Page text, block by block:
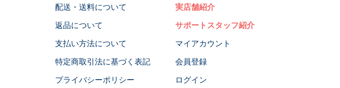
配送・送料について
返品について
支払い方法について
特定商取引法に基づく表記
プライバシーポリシー
実店舗紹介
サポートスタッフ紹介
マイアカウント
会員登録
ログイン